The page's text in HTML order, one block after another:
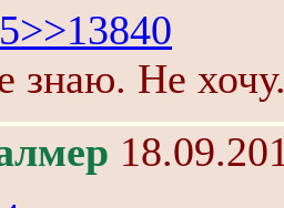
>>13840
знаю. Не